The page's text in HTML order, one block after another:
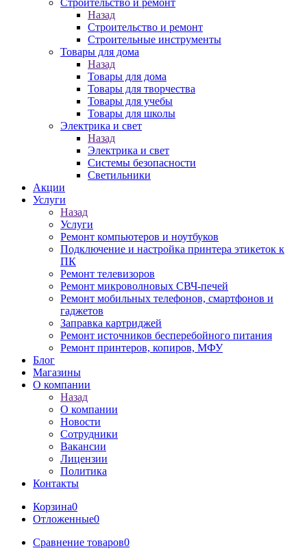
Строительство и ремонт
Назад
Строительство и ремонт
Строительные инструменты
Товары для дома
Назад
Товары для дома
Товары для творчества
Товары для учебы
Товары для школы
Электрика и свет
Назад
Электрика и свет
Системы безопасности
Светильники
Акции
Услуги
Назад
Услуги
Ремонт компьютеров и ноутбуков
Подключение и настройка принтера этикеток к
ПК
Ремонт телевизоров
Ремонт микроволновых СВЧ-печей
Ремонт мобильных телефонов, смартфонов и
гаджетов
Заправка картриджей
Ремонт источников бесперебойного питания
Ремонт принтеров, копиров, МФУ
Блог
Магазины
О компании
Назад
О компании
Новости
Сотрудники
Вакансии
Лицензии
Политика
Контакты
Корзина0
Отложенные0
Сравнение товаров0